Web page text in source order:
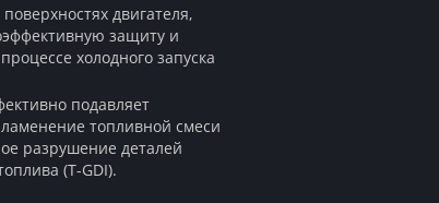
двигателя,
защиту и
холодного запуска
подавляет
топливной смеси
разрушение деталей
(T-GDI).